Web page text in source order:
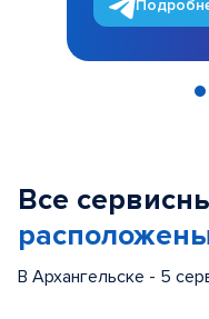
Все
В Архангельске - 5